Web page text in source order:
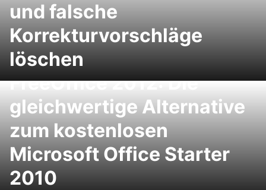
und falsche
Korrekturvorschläge
löschen
FreeOffice 2012: Die
gleichwertige Alternative
zum kostenlosen
Microsoft Office Starter
2010